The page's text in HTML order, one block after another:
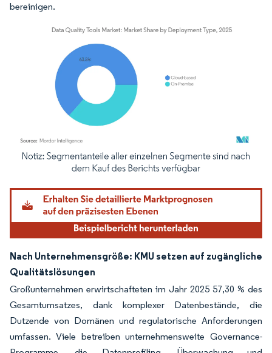
bereinigen.
Bild © Mordor Intelligence. Wiederverwendung erfordert Namensnennung
Nach Unternehmensgröße: KMU setzen auf zugängliche
Qualitätslösungen
Großunternehmen erwirtschafteten im Jahr 2025 57,30 % des
Gesamtumsatzes, dank komplexer Datenbestände, die
Dutzende von Domänen und regulatorische Anforderungen
umfassen. Viele betreiben unternehmensweite Governance-